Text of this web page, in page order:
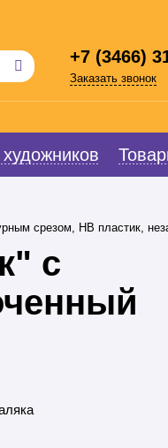
+7 (3466)
Заказать звонок
срезом, НВ пластик,
с